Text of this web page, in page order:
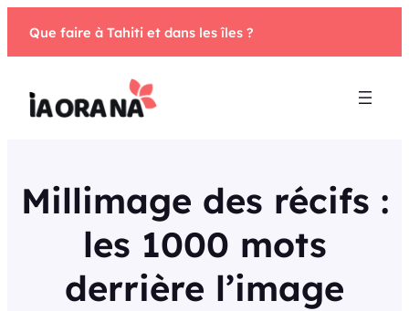
Que faire à Tahiti et dans les îles ?
Millimage des récifs :
les 1000 mots
derrière l’image